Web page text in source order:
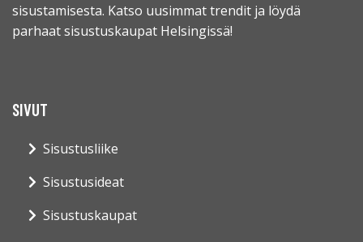
sisustamisesta. Katso uusimmat trendit ja löydä
parhaat sisustuskaupat Helsingissä!
SIVUT
Sisustusliike
Sisustusideat
Sisustuskaupat